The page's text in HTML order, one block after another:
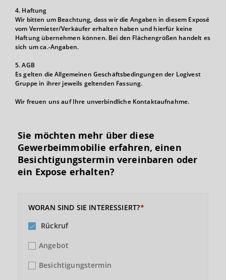
4. Haftung
Wir bitten um Beachtung, dass wir die Angaben in diesem Exposé
vom Vermieter/Verkäufer erhalten haben und hierfür keine
Haftung übernehmen können. Bei den Flächengrößen handelt es
sich um ca.-Angaben.
5. AGB
Es gelten die Allgemeinen Geschäftsbedingungen der Logivest
Gruppe in ihrer jeweils geltenden Fassung.
Wir freuen uns auf Ihre unverbindliche Kontaktaufnahme.
Sie möchten mehr über diese
Gewerbeimmobilie erfahren, einen
Besichtigungs­termin vereinbaren oder
ein Expose erhalten?
WORAN SIND SIE INTERESSIERT?
Rückruf
Angebot
Besichtigungstermin